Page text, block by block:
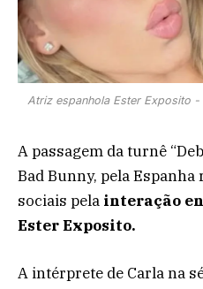
Atriz espanhola Ester Exposito
A passagem da turnê
Bad Bunny, pela
sociais pela interação
Ester Exposito.
A intérprete de Carla na